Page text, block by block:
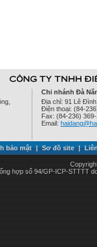
Chi nhánh Đà
Địa chỉ: 91 Lê
Điện thoại: (84-
Fax: (84-236)
Email:
bảo mật | Sơ đồ site |
hợp số 94/GP-ICP-STTTT